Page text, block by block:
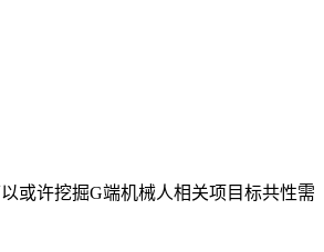
或许挖掘G端机械人相关项目标共性需